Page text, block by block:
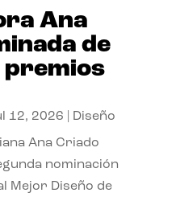
Ana
de
premios
12, 2026 Diseño
Ana Criado
nominación
Mejor Diseño de